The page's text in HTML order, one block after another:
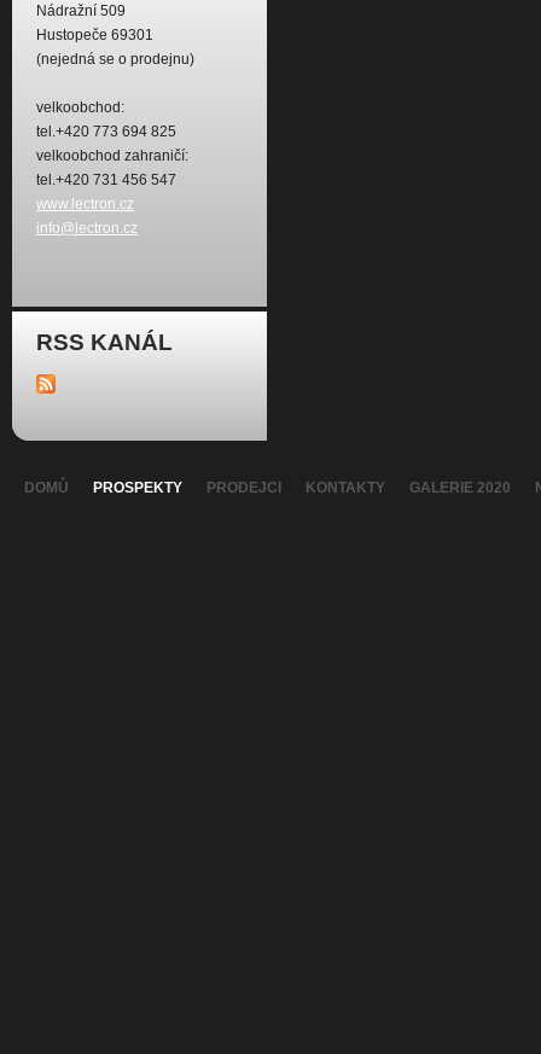
Nádražní 509
Hustopeče 69301
(nejedná se o prodejnu)
velkoobchod:
tel.+420 773 694 825
velkoobchod zahraničí:
tel.+420 731 456 547
www.lectron.cz
info@lectron.cz
RSS KANÁL
DOMŮ PROSPEKTY PRODEJCI KONTAKTY GALERIE 2020